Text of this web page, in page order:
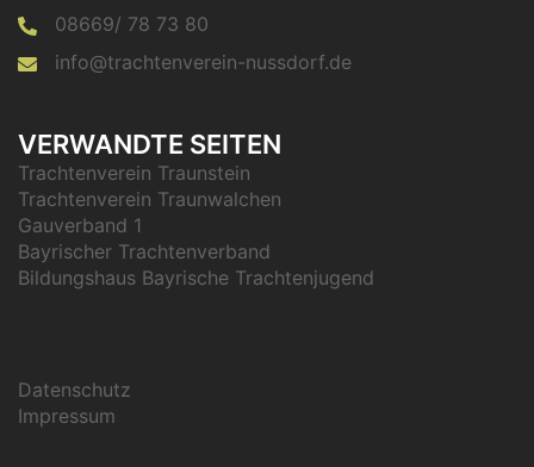
08669/ 78 73 80
info@trachtenverein-nussdorf.de
VERWANDTE SEITEN
Trachtenverein Traunstein
Trachtenverein Traunwalchen
Gauverband 1
Bayrischer Trachtenverband
Bildungshaus Bayrische Trachtenjugend
Datenschutz
Impressum